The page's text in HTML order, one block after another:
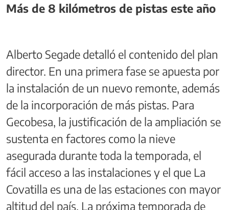
Más de 8 kilómetros de pistas este año
Alberto Segade detalló el contenido del plan
director. En una primera fase se apuesta por
la instalación de un nuevo remonte, además
de la incorporación de más pistas. Para
Gecobesa, la justificación de la ampliación se
sustenta en factores como la nieve
asegurada durante toda la temporada, el
fácil acceso a las instalaciones y el que La
Covatilla es una de las estaciones con mayor
altitud del país. La próxima temporada de